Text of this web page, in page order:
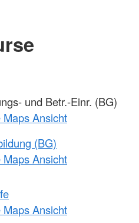
und Betr.-Einr. (BG)
Ansicht
(BG)
Ansicht
Ansicht